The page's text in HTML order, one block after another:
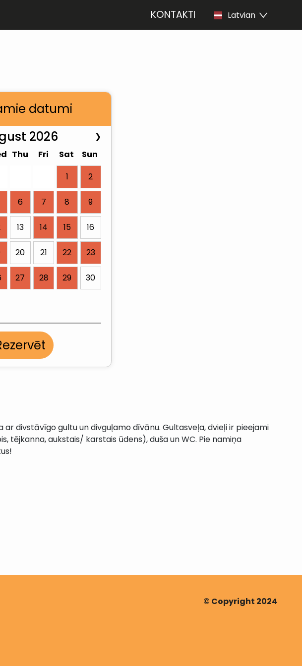
KONTAKTI Latvian
datumi
2026
❯
Thu Fri Sat
Sun
1
2
6 7 8 9
13 14 15 16
20 21 22 23
27 28 29 30
divstāvīgo gultu un divguļamo dīvānu. Gultasveļa, dvieļi ir pieejami
tējkanna, aukstais/ karstais ūdens), duša un WC. Pie namiņa
© Copyright 2024